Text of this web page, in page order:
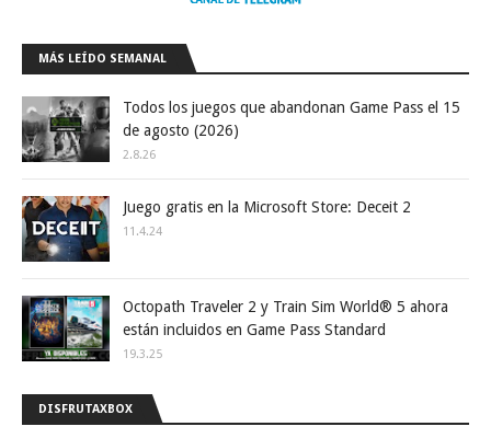
MÁS LEÍDO SEMANAL
Todos los juegos que abandonan Game Pass el 15
de agosto (2026)
2.8.26
Juego gratis en la Microsoft Store: Deceit 2
11.4.24
Octopath Traveler 2 y Train Sim World® 5 ahora
están incluidos en Game Pass Standard
19.3.25
DISFRUTAXBOX